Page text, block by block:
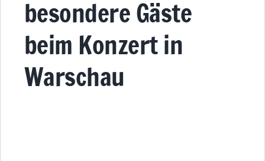
besondere Gäste
beim Konzert in
Warschau